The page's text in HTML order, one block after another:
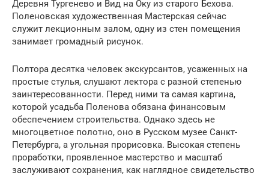
Деревня Тургенево и Вид на Оку из старого Бехова.
Поленовская художественная Мастерская сейчас
служит лекционным залом, одну из стен помещения
занимает громадный рисунок.
Полтора десятка человек экскурсантов, усаженных на
простые стулья, слушают лектора с разной степенью
заинтересованности. Перед ними та самая картина,
которой усадьба Поленова обязана финансовым
обеспечением строительства. Однако здесь не
многоцветное полотно, оно в Русском музее Санкт-
Петербурга, а угольная прорисовка. Высокая степень
проработки, проявленное мастерство и масштаб
заслуживают сохранения, как наглядное свидетельство